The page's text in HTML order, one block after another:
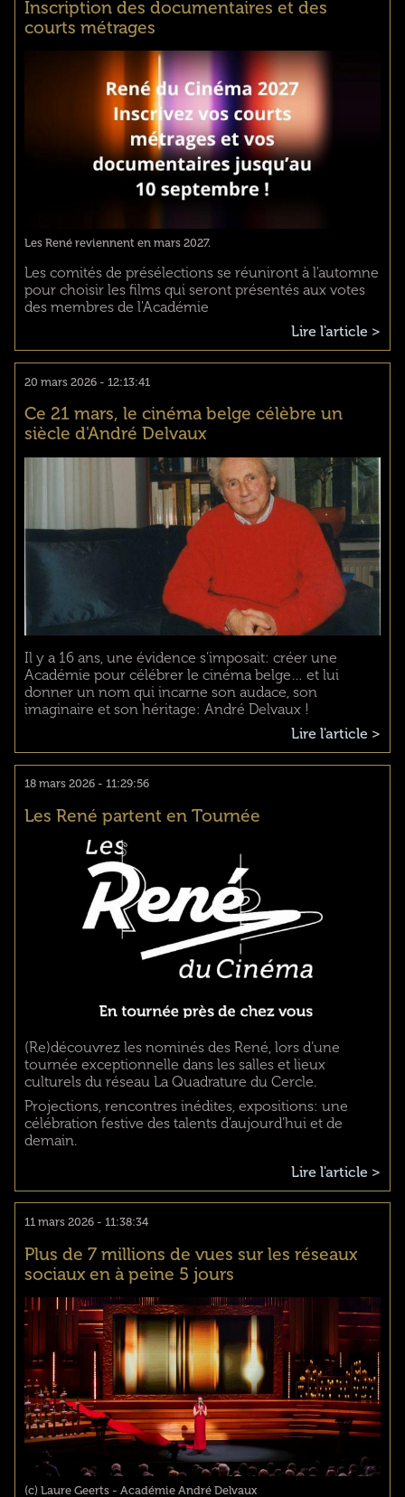
Inscription des documentaires et des
courts métrages
Les René reviennent en mars 2027.
Les comités de présélections se réuniront à l'automne
pour choisir les films qui seront présentés aux votes
des membres de l'Académie
Lire l'article >
20 mars 2026 - 12:13:41
Ce 21 mars, le cinéma belge célèbre un
siècle d'André Delvaux
Il y a 16 ans, une évidence s’imposait: créer une
Académie pour célébrer le cinéma belge… et lui
donner un nom qui incarne son audace, son
imaginaire et son héritage: André Delvaux !
Lire l'article >
18 mars 2026 - 11:29:56
Les René partent en Tournée
(Re)découvrez les nominés des René, lors d’une
tournée exceptionnelle dans les salles et lieux
culturels du réseau La Quadrature du Cercle.
Projections, rencontres inédites, expositions: une
célébration festive des talents d’aujourd’hui et de
demain.
Lire l'article >
11 mars 2026 - 11:38:34
Plus de 7 millions de vues sur les réseaux
sociaux en à peine 5 jours
(c) Laure Geerts - Académie André Delvaux